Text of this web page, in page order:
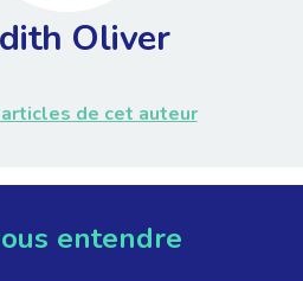
Oliver
de cet auteur
entendre